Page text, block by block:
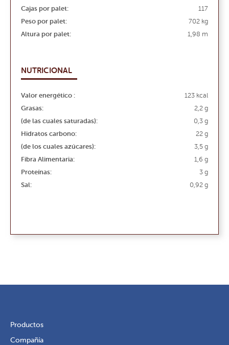
Cajas por palet: 117
Peso por palet: 702 kg
Altura por palet: 1,98 m
NUTRICIONAL
Valor energético : 123 kcal
Grasas: 2,2 g
(de las cuales saturadas): 0,3 g
Hidratos carbono: 22 g
(de los cuales azúcares): 3,5 g
Fibra Alimentaria: 1,6 g
Proteínas: 3 g
Sal: 0,92 g
Productos
Compañía